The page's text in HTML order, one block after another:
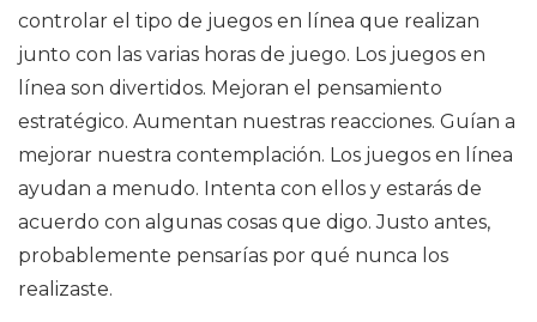
controlar el tipo de juegos en línea que realizan
junto con las varias horas de juego. Los juegos en
línea son divertidos. Mejoran el pensamiento
estratégico. Aumentan nuestras reacciones. Guían a
mejorar nuestra contemplación. Los juegos en línea
ayudan a menudo. Intenta con ellos y estarás de
acuerdo con algunas cosas que digo. Justo antes,
probablemente pensarías por qué nunca los
realizaste.